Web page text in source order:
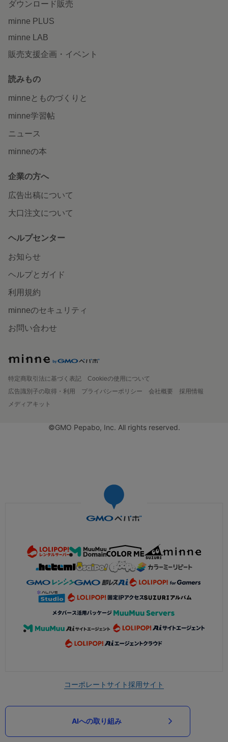
ダウンロード販売
minne PLUS
minne LAB
販売支援企画・イベント
読みもの
minneとものづくりと
minne学習帖
ニュース
minneの本
企業の方へ
広告出稿について
大口注文について
ヘルプセンター
お知らせ
ヘルプとガイド
利用規約
minneのセキュリティ
お問い合わせ
特定商取引法に基づく表記
Cookieの使用について
広告識別子の取得・利用
プライバシーポリシー 会社概要
採用情報
メディアキット
©GMO Pepabo, Inc. All rights reserved.
コーポレートサイト採用サイト
AIへの取り組み